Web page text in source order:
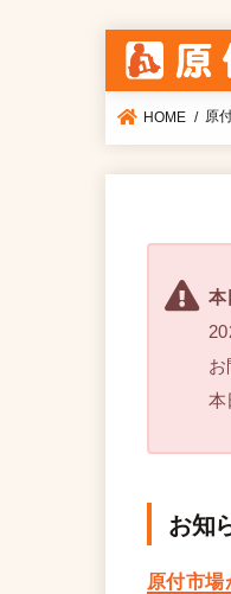
HOME 原
本
本
お知
原付市場